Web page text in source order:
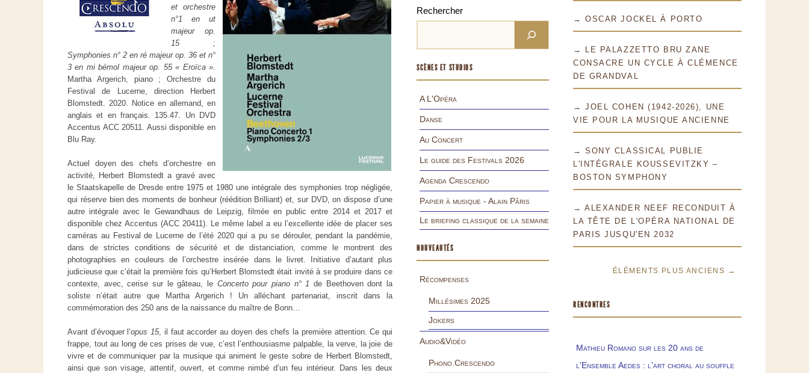
et orchestre
n°1 en ut
majeur op.
15 ;
Symphonies n° 2 en ré majeur op. 36 et n°
3 en mi bémol majeur op. 55 « Eroïca ».
Martha Argerich, piano ; Orchestre du
Festival de Lucerne, direction Herbert
Blomstedt. 2020. Notice en allemand, en
anglais et en français. 135.47. Un DVD
Accentus ACC 20511. Aussi disponible en
Blu Ray.
Actuel doyen des chefs d’orchestre en
activité, Herbert Blomstedt a gravé avec
le Staatskapelle de Dresde entre 1975 et 1980 une intégrale des symphonies trop négligée,
qui réserve bien des moments de bonheur (réédition Brilliant) et, sur DVD, on dispose d’une
autre intégrale avec le Gewandhaus de Leipzig, filmée en public entre 2014 et 2017 et
disponible chez Accentus (ACC 20411). Le même label a eu l’excellente idée de placer ses
caméras au Festival de Lucerne de l’été 2020 qui a pu se dérouler, pendant la pandémie,
dans de strictes conditions de sécurité et de distanciation, comme le montrent des
photographies en couleurs de l’orchestre insérée dans le livret. Initiative d’autant plus
judicieuse que c’était la première fois qu’Herbert Blomstedt était invité à se produire dans ce
contexte, avec, cerise sur le gâteau, le Concerto pour piano n° 1 de Beethoven dont la
soliste n’était autre que Martha Argerich ! Un alléchant partenariat, inscrit dans la
commémoration des 250 ans de la naissance du maître de Bonn…
Avant d’évoquer l’opus 15, il faut accorder au doyen des chefs la première attention. Ce qui
frappe, tout au long de ces prises de vue, c’est l’enthousiasme palpable, la verve, la joie de
vivre et de communiquer par la musique qui animent le geste sobre de Herbert Blomstedt,
ainsi que son visage, attentif, ouvert, et comme nimbé d’un feu intérieur. Dans les deux
Rechercher
SCÈNES ET STUDIOS
A L'Opéra
Danse
Au Concert
Le guide des Festivals 2026
Agenda Crescendo
Papier à musique - Alain Pâris
Le briefing classique de la semaine
NOUVEAUTÉS
Récompenses
Millésimes 2025
Jokers
Audio&Vidéo
Phono.Crescendo
→ OSCAR JOCKEL À PORTO
→ LE PALAZZETTO BRU ZANE
CONSACRE UN CYCLE À CLÉMENCE
DE GRANDVAL
→ JOEL COHEN (1942-2026), UNE
VIE POUR LA MUSIQUE ANCIENNE
→ SONY CLASSICAL PUBLIE
L'INTÉGRALE KOUSSEVITZKY –
BOSTON SYMPHONY
→ ALEXANDER NEEF RECONDUIT À
LA TÊTE DE L'OPÉRA NATIONAL DE
PARIS JUSQU'EN 2032
ÉLÉMENTS PLUS ANCIENS →
RENCONTRES
Mathieu Romano sur les 20 ans de
l’Ensemble Aedes : l’art choral au souffle